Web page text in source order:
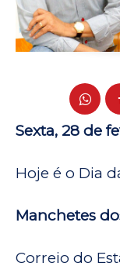
Sexta, 28 de
Hoje é o Dia
Manchetes
Correio do